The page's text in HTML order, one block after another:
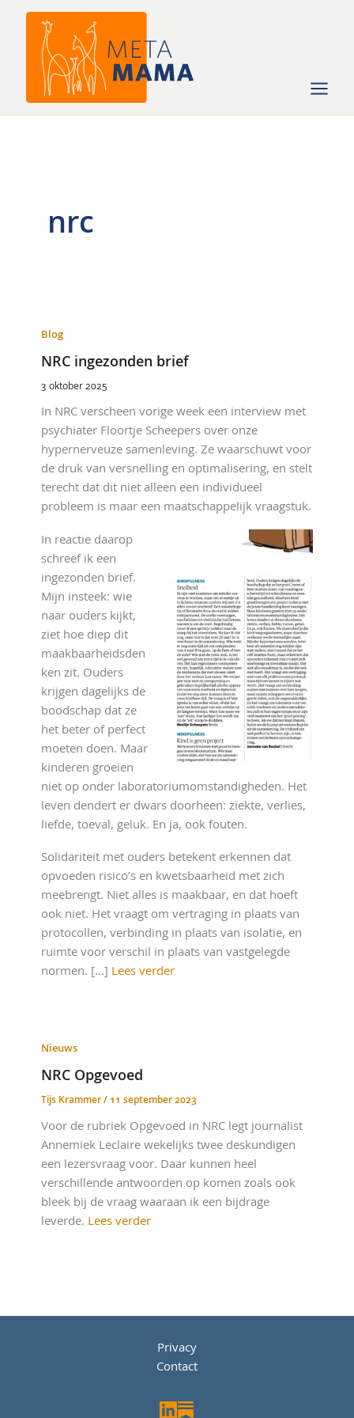
nrc
Blog
NRC ingezonden brief
3 oktober 2025
In NRC verscheen vorige week een interview met
psychiater Floortje Scheepers over onze
hypernerveuze samenleving. Ze waarschuwt voor
de druk van versnelling en optimalisering, en stelt
terecht dat dit niet alleen een individueel
probleem is maar een maatschappelijk vraagstuk.
In reactie daarop
schreef ik een
ingezonden brief.
Mijn insteek: wie
naar ouders kijkt,
ziet hoe diep dit
maakbaarheidsden
ken zit. Ouders
krijgen dagelijks de
boodschap dat ze
het beter of perfect
moeten doen. Maar
kinderen groeien
niet op onder laboratoriumomstandigheden. Het
leven dendert er dwars doorheen: ziekte, verlies,
liefde, toeval, geluk. En ja, ook fouten.
Solidariteit met ouders betekent erkennen dat
opvoeden risico’s en kwetsbaarheid met zich
meebrengt. Niet alles is maakbaar, en dat hoeft
ook niet. Het vraagt om vertraging in plaats van
protocollen, verbinding in plaats van isolatie, en
ruimte voor verschil in plaats van vastgelegde
normen. [...] Lees verder
Nieuws
NRC Opgevoed
Tijs Krammer/11 september 2023
Voor de rubriek Opgevoed in NRC legt journalist
Annemiek Leclaire wekelijks twee deskundigen
een lezersvraag voor. Daar kunnen heel
verschillende antwoorden op komen zoals ook
bleek bij de vraag waaraan ik een bijdrage
leverde. Lees verder
Privacy
Contact